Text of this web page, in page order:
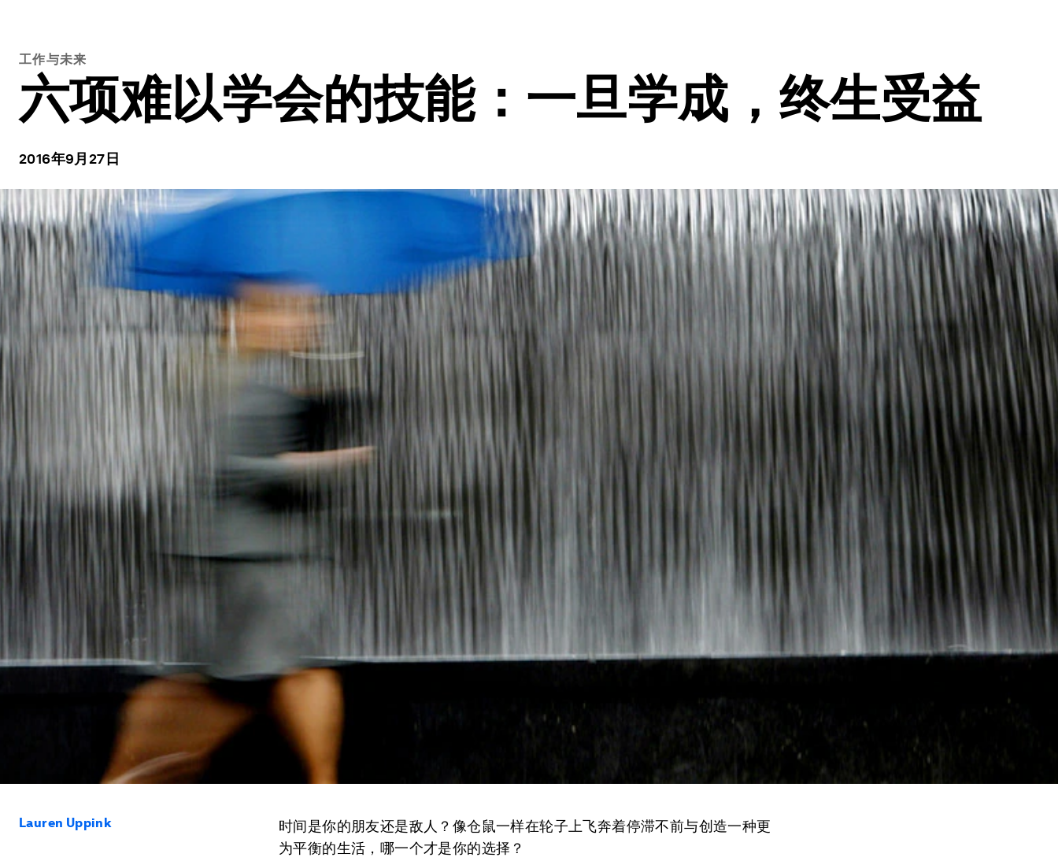
工作与未来
六项难以学会的技能：一旦学成，终生受益
2016年9月27日
Lauren Uppink
时间是你的朋友还是敌人？像仓鼠一样在轮子上飞奔着停滞不前与创造一种更
为平衡的生活，哪一个才是你的选择？